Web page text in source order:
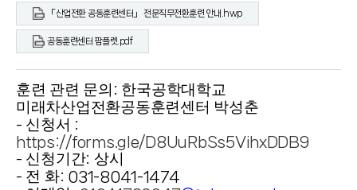
「산업전환 공동훈련센터」 전문직무전환훈련 안내.hwp
공동훈련센터 팜플렛.pdf
훈련 관련 문의 : 한국공학대학교
미래차산업전환공동훈련센터 박성춘
- 신청서 :
https://forms.gle/D8UuRbSs5VihxDDB9
- 신청기간: 상시
- 전 화: 031-8041-1474